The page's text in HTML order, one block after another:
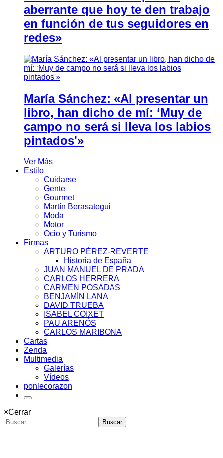
aberrante que hoy te den trabajo
en función de tus seguidores en
redes»
María Sánchez: «Al presentar un
libro, han dicho de mí: ‘Muy de
campo no será si lleva los labios
pintados'»
Ver Más
Estilo
Cuidarse
Gente
Gourmet
Martín Berasategui
Moda
Motor
Ocio y Turismo
Firmas
ARTURO PÉREZ-REVERTE
Historia de España
JUAN MANUEL DE PRADA
CARLOS HERRERA
CARMEN POSADAS
BENJAMÍN LANA
DAVID TRUEBA
ISABEL COIXET
PAU ARENÓS
CARLOS MARIBONA
Cartas
Zenda
Multimedia
Galerías
Vídeos
ponlecorazon
×Cerrar
Buscar